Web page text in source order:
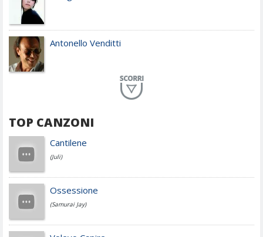
Antonello Venditti
Achille Lauro
Cesare Cremonini
Jovanotti
TOP CANZONI
Cantilene
(Juli)
Ossessione
(Samurai Jay)